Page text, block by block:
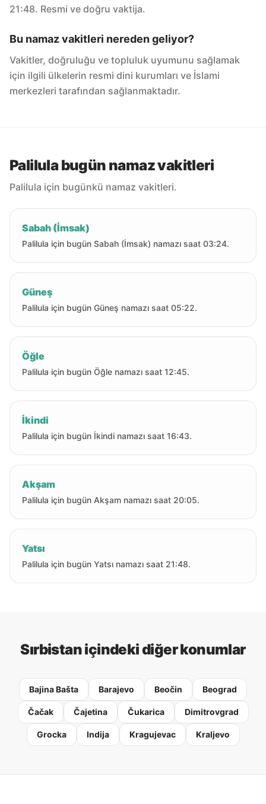
21:48. Resmi ve doğru vaktija.
Bu namaz vakitleri nereden geliyor?
Vakitler, doğruluğu ve topluluk uyumunu sağlamak
için ilgili ülkelerin resmi dini kurumları ve İslami
merkezleri tarafından sağlanmaktadır.
Palilula bugün namaz vakitleri
Palilula için bugünkü namaz vakitleri.
Sabah (İmsak)
Palilula için bugün Sabah (İmsak) namazı saat 03:24.
Güneş
Palilula için bugün Güneş namazı saat 05:22.
Öğle
Palilula için bugün Öğle namazı saat 12:45.
İkindi
Palilula için bugün İkindi namazı saat 16:43.
Akşam
Palilula için bugün Akşam namazı saat 20:05.
Yatsı
Palilula için bugün Yatsı namazı saat 21:48.
Sırbistan içindeki diğer konumlar
Bajina Bašta Barajevo Beočin Beograd
Čačak Čajetina Čukarica Dimitrovgrad
Grocka Indija Kragujevac Kraljevo